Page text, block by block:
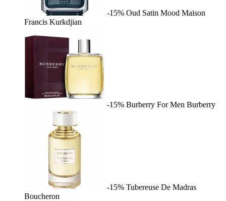
-15% Oud Satin Mood Maison
Francis Kurkdjian
-15% Burberry For Men Burberry
-15% Tubereuse De Madras
Boucheron